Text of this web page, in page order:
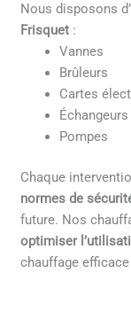
Nous disposons
Frisquet :
Vannes
Brûleurs
Cartes
Échangeurs
Pompes
Chaque
normes de
future. Nos
optimiser
chauffage